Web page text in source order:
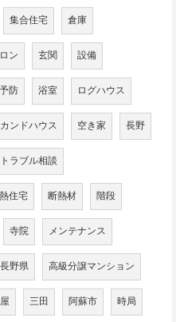
集合住宅 倉庫
ン 玄関 設備
防 浴室 ログハウス
ンドハウス 空き家 長野
トラブル相談
住宅 断熱材 階段
寺院 メンテナンス
長野県 高級分譲マンション
三田 阿蘇市 時局